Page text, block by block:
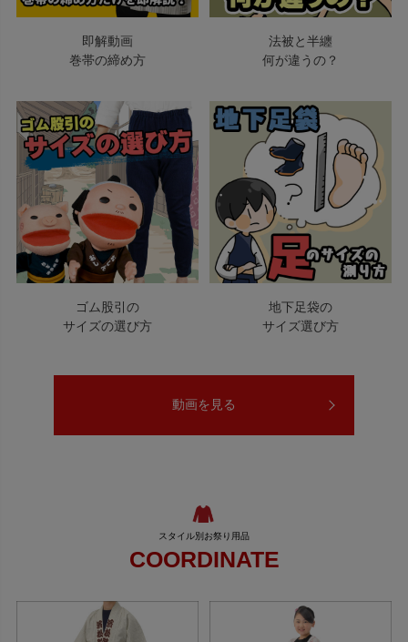
即解動画
巻帯の締め方
法被と半纏
何が違うの？
ゴム股引の
サイズの選び方
地下足袋の
サイズ選び方
動画を見る
COORDINATE